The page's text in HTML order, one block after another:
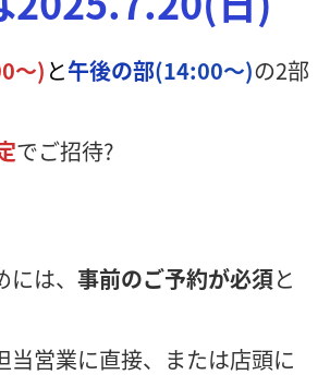
～) と午後の部(14:00～)の2部
でご招待?
は、 事前のご予約が必須と
営業に直接、または店頭に